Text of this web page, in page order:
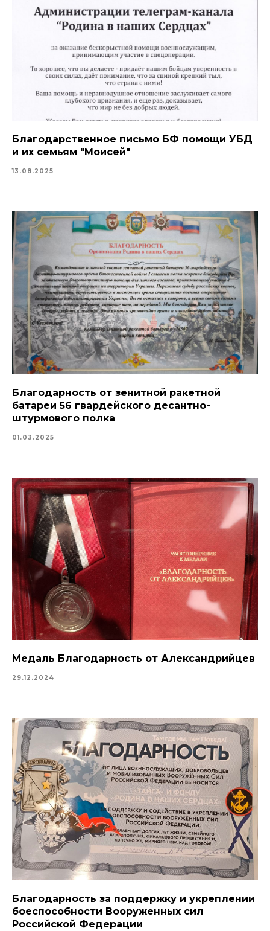
Благодарственное письмо БФ помощи УБД
и их семьям "Моисей"
13.08.2025
Благодарность от зенитной ракетной
батареи 56 гвардейского десантно-
штурмового полка
01.03.2025
Медаль Благодарность от Александрийцев
29.12.2024
Благодарность за поддержку и укреплении
боеспособности Вооруженных сил
Российской Федерации